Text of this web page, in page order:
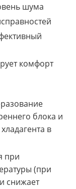
шума
комфорт
блока и
в
при
(при
снижает